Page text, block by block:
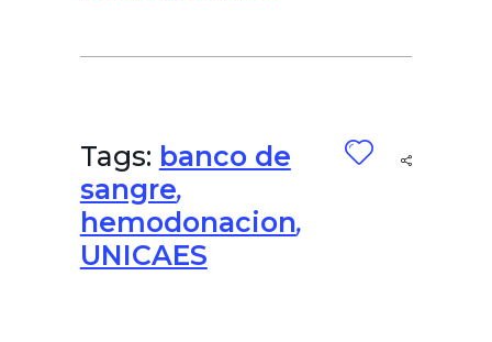
Tags: banco de
sangre,
hemodonacion,
UNICAES